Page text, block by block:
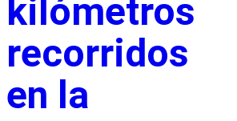
kilómetros
recorridos
en la